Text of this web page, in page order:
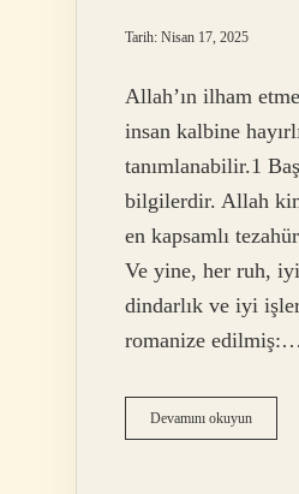
Tarih: Nisan 17, 2025
Allah’ın ilham
insan kalbine
tanımlanabilir.1
bilgilerdir. Allah
en kapsamlı
Ve yine, her ruh,
dindarlık ve iyi
romanize edilmiş:…
Devamını okuyunAllahtan
Ilham